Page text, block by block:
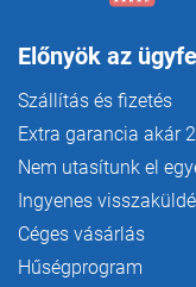
Előnyök az
Szállítás és fizetés
Extra garancia akár
Nem utasítunk el
Ingyenes
Céges vásárlás
Hűségprogram